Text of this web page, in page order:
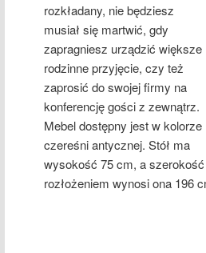
rozkładany, nie będziesz
musiał się martwić, gdy
zapragniesz urządzić większe
rodzinne przyjęcie, czy też
zaprosić do swojej firmy na
konferencję gości z zewnątrz.
Mebel dostępny jest w kolorze
czereśni antycznej. Stół ma
wysokość 75 cm, a
rozłożeniem wynosi ona 196